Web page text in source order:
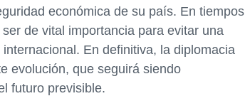
económica de su país. En tiempos
de vital importancia para evitar una
En definitiva, la diplomacia
evolución, que seguirá siendo
futuro previsible.